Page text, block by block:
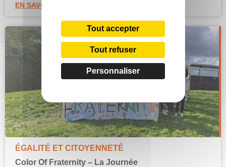
Tout accepter
Tout refuser
Personnaliser
EN SAVOIR +
ÉGALITÉ ET CITOYENNETÉ
Color Of Fraternity – La Journée